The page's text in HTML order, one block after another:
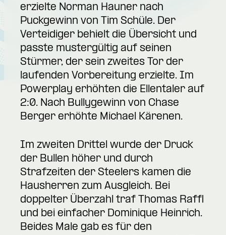
erzielte Norman Hauner nach
Puckgewinn von Tim Schüle. Der
Verteidiger behielt die Übersicht und
passte mustergültig auf seinen
Stürmer, der sein zweites Tor der
laufenden Vorbereitung erzielte. Im
Powerplay erhöhten die Ellentaler auf
2:0. Nach Bullygewinn von Chase
Berger erhöhte Michael Kärenen.
Im zweiten Drittel wurde der Druck
der Bullen höher und durch
Strafzeiten der Steelers kamen die
Hausherren zum Ausgleich. Bei
doppelter Überzahl traf Thomas Raffl
und bei einfacher Dominique Heinrich.
Beides Male gab es für den